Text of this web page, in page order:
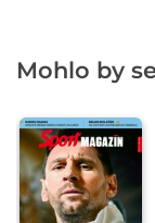
Mohlo by